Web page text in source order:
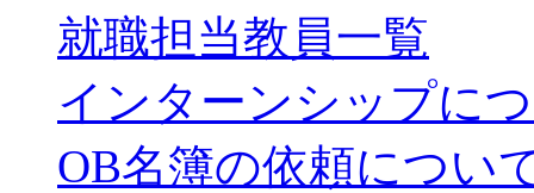
就職担当教員一覧
インターンシップに
OB名簿の依頼につい